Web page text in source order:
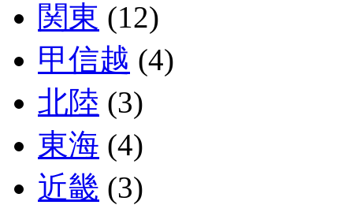
関東 (12)
甲信越 (4)
北陸 (3)
東海 (4)
近畿 (3)